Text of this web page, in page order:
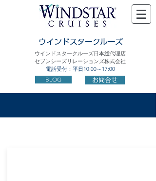
ウインドスタークルーズ
ウインドスタークルーズ日本総代理店
セブンシーズリレーションズ株式会社
電話受付：平日10:00～17:00
BLOG お問合せ